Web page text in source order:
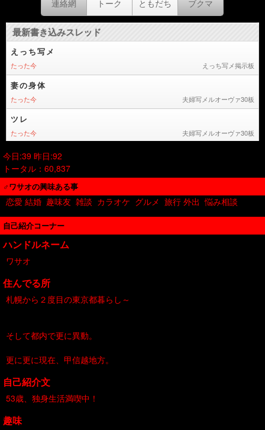
連絡網 トーク ともだち ブクマ
今日:39 昨日:92
トータル：60,837
♂ワサオの興味ある事
恋愛 結婚 趣味友 雑談 カラオケ グルメ 旅行 外出 悩み相談
自己紹介コーナー
ハンドルネーム
ワサオ
住んでる所
札幌から２度目の東京都暮らし～
そして都内で更に異動。
更に更に現在、甲信越地方。
自己紹介文
53歳、独身生活満喫中！
趣味